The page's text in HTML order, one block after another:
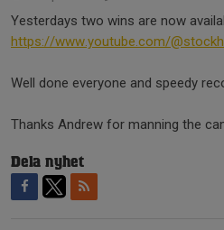
Yesterdays two wins are now
https://www.youtube.com/
Well done everyone and speedy
Thanks Andrew for manning the
Dela nyhet